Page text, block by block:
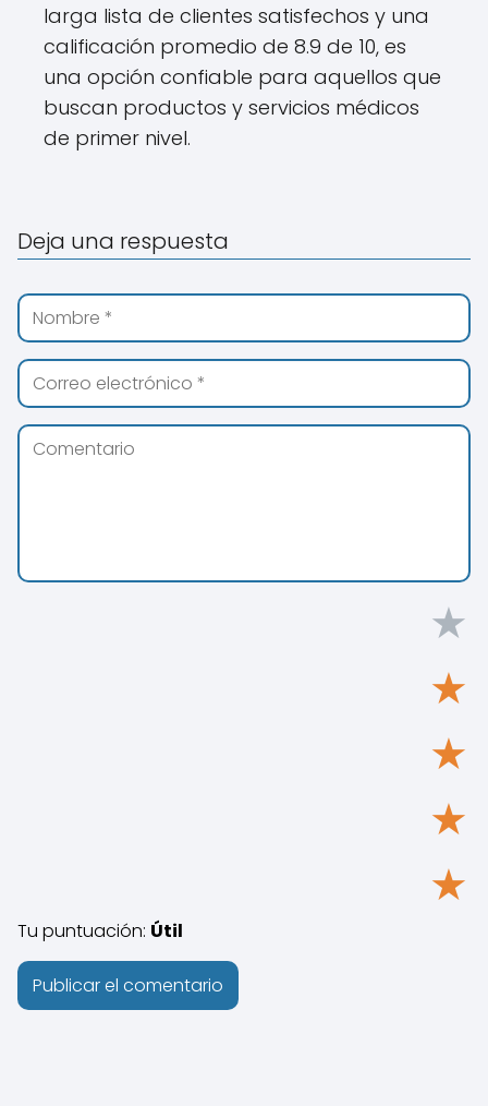
larga lista de clientes satisfechos y una
calificación promedio de 8.9 de 10, es
una opción confiable para aquellos que
buscan productos y servicios médicos
de primer nivel.
Deja una respuesta
★
★
★
★
★
Tu puntuación: Útil